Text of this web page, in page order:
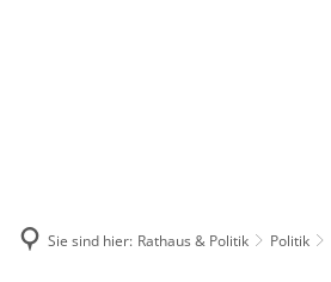
Sie sind hier: Rathaus & Politik Politik